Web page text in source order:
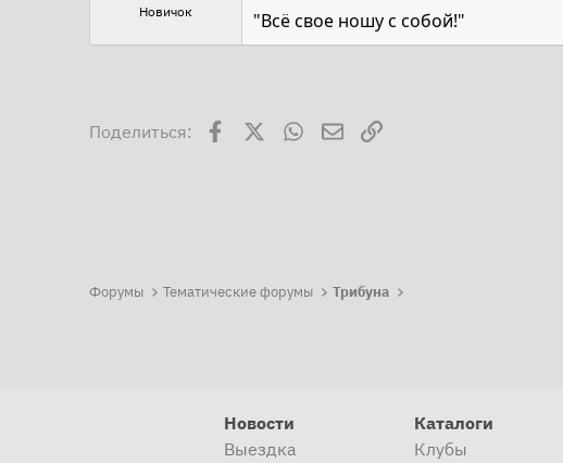
Новичок "Всё свое ношу с собой!"
Поделиться: FacebookWhatsAppЭлектронная почта
Ссылка
Форумы Тематические форумы Трибуна
Новости
Выездка
Каталоги
Клубы